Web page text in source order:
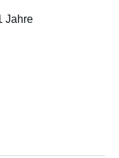
Jahre